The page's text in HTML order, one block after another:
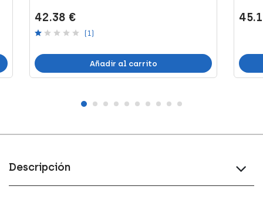
42.38 €
(1)
Añadir al carrito
Descripción